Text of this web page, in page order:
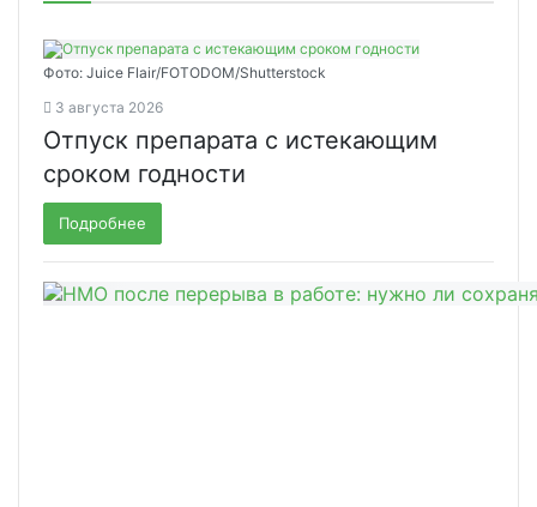
Фото: Juice Flair/FOTODOM/Shutterstoсk
3 августа 2026
Отпуск препарата с истекающим
сроком годности
Подробнее